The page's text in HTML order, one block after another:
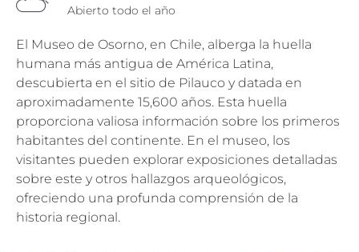
Abierto todo el año
El Museo de Osorno, en Chile, alberga la huella
humana más antigua de América Latina,
descubierta en el sitio de Pilauco y datada en
aproximadamente 15,600 años. Esta huella
proporciona valiosa información sobre los primeros
habitantes del continente. En el museo, los
visitantes pueden explorar exposiciones detalladas
sobre este y otros hallazgos arqueológicos,
ofreciendo una profunda comprensión de la
historia regional.